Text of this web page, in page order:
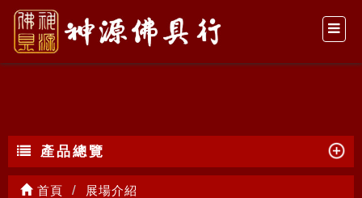
展場介紹
產品總覽
首頁 展場介紹